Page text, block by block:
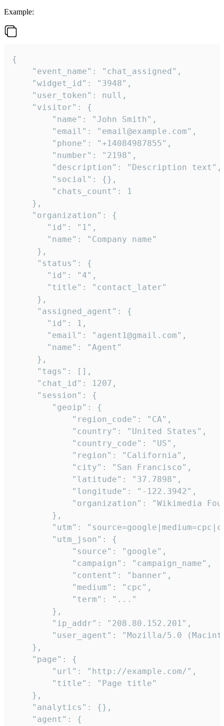
Example:
{
    "event_name": "chat_assigned",
    "widget_id": "3948",
    "user_token": null,
    "visitor": {
        "name": "John Smith",
        "email": "email@example.com",
        "phone": "+14084987855",
        "number": "2198",
        "description": "Description text",
        "social": {},
        "chats_count": 1
    },
    "organization": {
       "id": "1",
       "name": "Company name"
     },
     "status": {
       "id": "4",
       "title": "contact_later"
     },
     "assigned_agent": {
       "id": 1,
       "email": "agent1@gmail.com",
       "name": "Agent"
     },
     "tags": [],
     "chat_id": 1207,
     "session": {
        "geoip": {
            "region_code": "CA",
            "country": "United States",
            "country_code": "US",
            "region": "California",
            "city": "San Francisco",
            "latitude": "37.7898",
            "longitude": "-122.3942",
"organization": "Wikimedia
        },
"utm":
        "utm_json": {
            "source": "google",
            "campaign": "campaign_name",
            "content": "banner",
            "medium": "cpc",
            "term": "..."
        },
        "ip_addr": "208.80.152.201",
"user_agent": "Mozilla/5.0
    },
    "page": {
        "url": "http://example.com/",
        "title": "Page title"
    },
    "analytics": {},
    "agent": {